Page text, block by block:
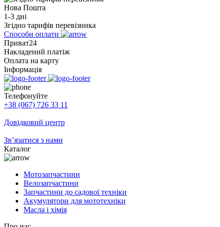
Нова Пошта
1-3 дні
Згідно тарифів перевізника
Способи оплати
Приват24
Накладений платіж
Оплата на карту
Інформація
Телефонуйте
+38 (067) 726 33 11
Довідковий центр
Зв’язатися з нами
Каталог
Мотозапчастини
Велозапчастини
Запчастини до садової техніки
Акумулятори для мототехніки
Масла і хімія